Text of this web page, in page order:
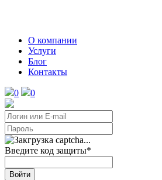
О компании
Услуги
Блог
Контакты
0 0
Введите код защиты*
Войти